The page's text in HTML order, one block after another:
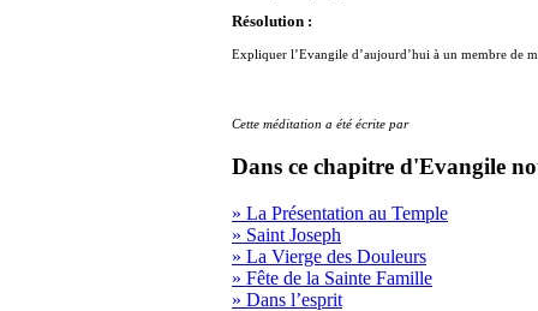
Résolution :
Expliquer l’Evangile d’aujourd’hui à un membre de
Cette méditation a été écrite par
Dans ce chapitre d'Evangile
» La Présentation au Temple
» Saint Joseph
» La Vierge des Douleurs
» Fête de la Sainte Famille
» Dans l’esprit